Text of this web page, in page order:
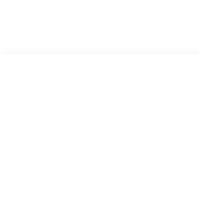
Bu
Ürün resmi kalitesiz,
Ürün açıklamasında